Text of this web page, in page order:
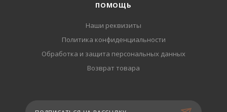
ПОМОЩЬ
Наши реквизиты
Политика конфиденциальности
Обработка и защита персональных данных
Возврат товара